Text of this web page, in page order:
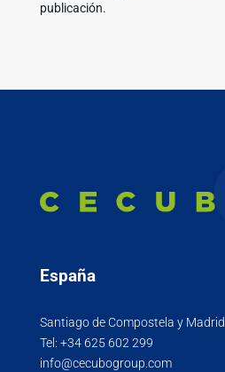
publicación.
España
Santiago de Compostela y Madrid
Tel: +34 625 602 299
info@cecubogroup.com